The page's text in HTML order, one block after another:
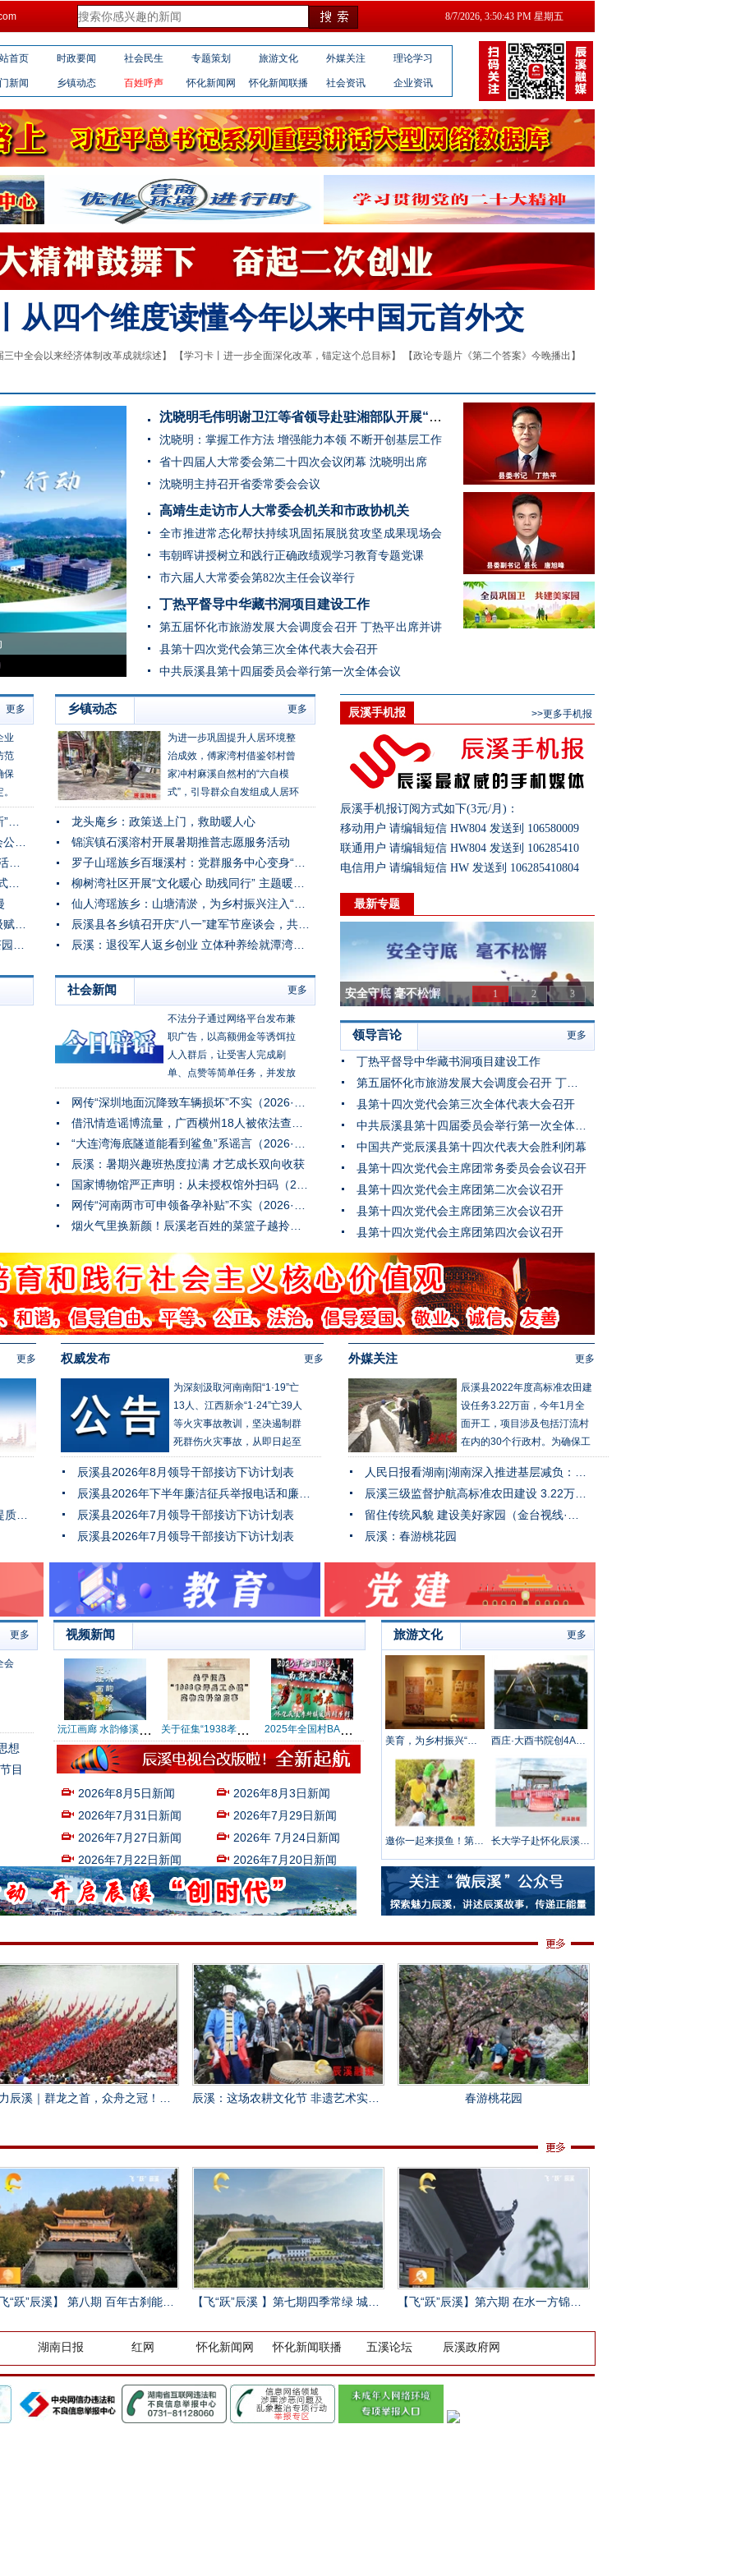
8/7/2026, 3:50:44 PM 星期五
首页 时政要闻 社会民生 专题策划 旅游文化 外媒关注 理论学习
新闻 乡镇动态 百姓呼声 怀化新闻网 怀化新闻联播 社会资讯 企业资讯
从四个维度读懂今年以来中国元首外交
中全会以来经济体制改革成就综述】 【学习卡丨进一步全面深化改革，锚定这个总目标】 【政论专题片《第二个答案》今晚播出】
安全守底 毫不松懈
沈晓明毛伟明谢卫江等省领导赴驻湘部队开展“八一”走访慰问
沈晓明：掌握工作方法 增强能力本领 不断开创基层工作
新局面
省十四届人大常委会第二十四次会议闭幕 沈晓明出席
沈晓明主持召开省委常委会会议
高靖生走访市人大常委会机关和市政协机关
全市推进常态化帮扶持续巩固拓展脱贫攻坚成果现场会
在芷江召开
韦朝晖讲授树立和践行正确政绩观学习教育专题党课
市六届人大常委会第82次主任会议举行
丁热平督导中华藏书洞项目建设工作
第五届怀化市旅游发展大会调度会召开 丁热平出席并讲
话
县第十四次党代会第三次全体代表大会召开
中共辰溪县第十四届委员会举行第一次全体会议
更多
业
范
保
组
安
乡镇动态 更多
为进一步巩固提升人居环境整
治成效，傅家湾村借鉴邻村曾
家冲村麻溪自然村的“六自模
式”，引导群众自发组成人居环
境整治义务改造施工队，主动
参与到整治活动中来，对村里
的沟渠坑塘、主道小巷等重点
区域开展集中整治活动。
龙头庵乡：政策送上门，救助暖人心
锦滨镇石溪溶村开展暑期推普志愿服务活动
社会新闻 更多
不法分子通过网络平台发布兼
职广告，以高额佣金等诱饵拉
人入群后，让受害人完成刷
单、点赞等简单任务，并发放
小额佣金以获取信任，随后引
诱受害人投入更多资金，再以
任务未完成、操作异常等拖着
不返还钱款并以其他借口要求
受害人继续投入，直至受害人
发觉被骗。大家要记住：刷单
获返利本身就是违法行为，所
有要求垫资做任务的兼职刷
辰溪：暑期兴趣班热度拉满 才艺成长双向收获
辰溪手机报 >>更多手机报
辰溪手机报订阅方式如下(3元/月)：
移动用户 请编辑短信 HW804 发送到 106580009
联通用户 请编辑短信 HW804 发送到 106285410
电信用户 请编辑短信 HW 发送到 106285410804
最新专题
中国共产党辰溪县第十四次代表大会
1 2 3
领导言论 更多
丁热平督导中华藏书洞项目建设工作
县第十四次党代会第三次全体代表大会召开
中国共产党辰溪县第十四次代表大会胜利闭幕
县第十四次党代会主席团常务委员会会议召开
县第十四次党代会主席团第二次会议召开
县第十四次党代会主席团第三次会议召开
县第十四次党代会主席团第四次会议召开
更多 权威发布 更多
为深刻汲取河南南阳“1·19”亡
13人、江西新余“1·24”亡39人
等火灾事故教训，坚决遏制群
死群伤火灾事故，从即日起至
3月31日，在全省范围内组织
开展消防安全集中除患攻坚大
整治行动。
辰溪县2026年8月领导干部接访下访计划表
辰溪县2026年7月领导干部接访下访计划表
辰溪县2026年7月领导干部接访下访计划表
外媒关注 更多
辰溪县2022年度高标准农田建
设任务3.22万亩，今年1月全
面开工，项目涉及包括汀流村
在内的30个行政村。为确保工
程进度和质量，辰溪将其作
为“三湘护农”乡村振兴监督重
点，对项目选址、设计、招投
标、施工等从严监督，确保依
辰溪：春游桃花园
更多
会
想
目
视频新闻
沅江画廊 水韵修溪”之：春天写给龚家湾古村的“诗情画意” 关于征集“1938孝坪兵工小镇”实物史料的启事 2025年全国村BA南部赛区决赛8月将在怀化辰溪孝坪镇爱国村举行，10省23支代表队将齐聚孝坪爱国村，届时我们不见不散！
2026年8月5日新闻
2026年8月3日新闻
2026年7月31日新闻
2026年7月29日新闻
2026年7月27日新闻
2026年 7月24日新闻
2026年7月22日新闻
2026年7月20日新闻
旅游文化 更多
美育，为乡村振兴“铸魂”——辰溪县罗子山瑶族乡学校开展大树艺术节 酉庄·大酉书院创4A级旅游景区 助推全县服务业发展
邀你一起来摸鱼！第五届中国·辰溪稻花鱼文化节火热来袭 长大学子赴怀化辰溪“三下乡”：稻花“鱼”里说丰年，技术赋能绘振兴
溪｜群龙之首，众舟之冠！辰溪黄溪口片区燕尾龙舟甲天下 辰溪：这场农耕文化节 非遗艺术实力“圈粉” 春游桃花园
“跃”辰溪】 第八期 百年古刹能仁寺 【飞“跃”辰溪 】第七期四季常绿 城南水厂 【飞“跃”辰溪】第六期 在水一方锦岩塔
湖南日报 红网 怀化新闻网 怀化新闻联播 五溪论坛 辰溪政府网